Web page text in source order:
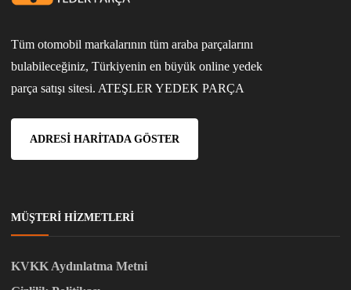
Tüm otomobil markalarının tüm araba parçalarını
bulabileceğiniz, Türkiyenin en büyük online yedek
parça satışı sitesi. ATEŞLER YEDEK PARÇA
ADRESI HARITADA GÖSTER
MÜŞTERI HIZMETLERI
KVKK Aydınlatma Metni